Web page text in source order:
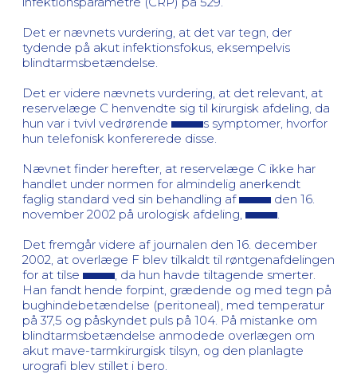
Det er nævnets vurdering, at det var tegn, der
tydende på akut infektionsfokus, eksempelvis
blindtarmsbetændelse.
Det er videre nævnets vurdering, at det relevant, at
reservelæge C henvendte sig til kirurgisk afdeling, da
hun var i tvivl vedrørende
s symptomer, hvorfor
hun telefonisk konfererede disse.
Nævnet finder herefter, at reservelæge C ikke har
handlet under normen for almindelig anerkendt
faglig standard ved sin behandling af
den 16.
november 2002 på urologisk afdeling,
Det fremgår videre af journalen den 16. december
2002, at overlæge F blev tilkaldt til røntgenafdelingen
for at tilse
, da hun havde tiltagende smerter.
Han fandt hende forpint, grædende og med tegn på
bughindebetændelse (peritoneal), med temperatur
på 37,5 og påskyndet puls på 104. På mistanke om
blindtarmsbetændelse anmodede overlægen om
akut mave-tarmkirurgisk tilsyn, og den planlagte
urografi blev stillet i bero.